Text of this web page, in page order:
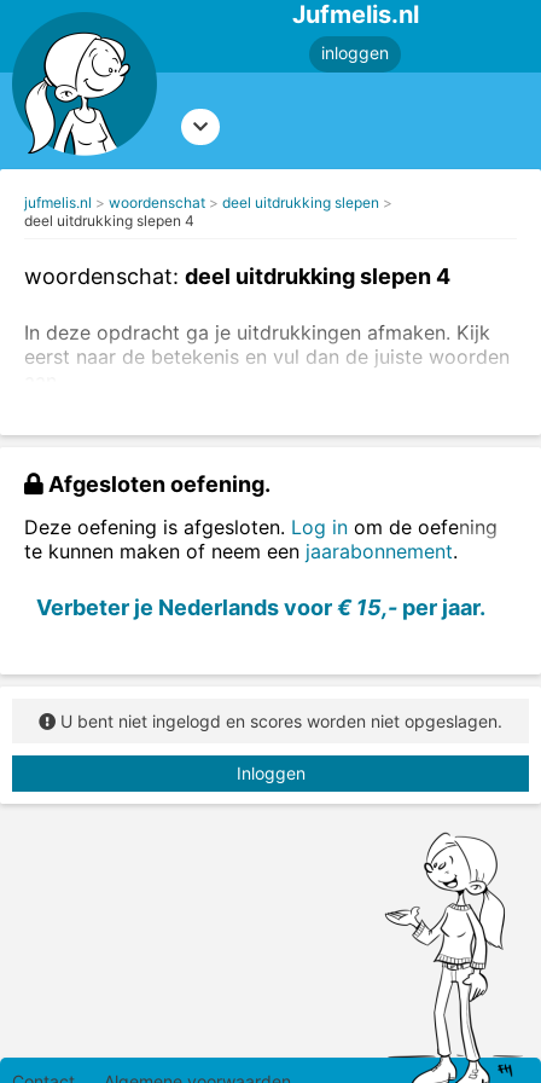
Jufmelis.nl
inloggen
jufmelis.nl woordenschat
deel uitdrukking slepen
deel uitdrukking slepen 4
woordenschat: deel uitdrukking slepen 4
In deze opdracht ga je uitdrukkingen afmaken. Kijk
eerst naar de betekenis en vul dan de juiste woorden
Sleep het laatste deel van de uitdrukking op de
juiste plaats.
Afgesloten oefening.
Deze oefening is afgesloten. Log in om de oefening
te kunnen maken of neem een jaarabonnement.
Verbeter je Nederlands voor€ 15,- per jaar.
U bent niet ingelogd en scores worden niet opgeslagen.
Inloggen